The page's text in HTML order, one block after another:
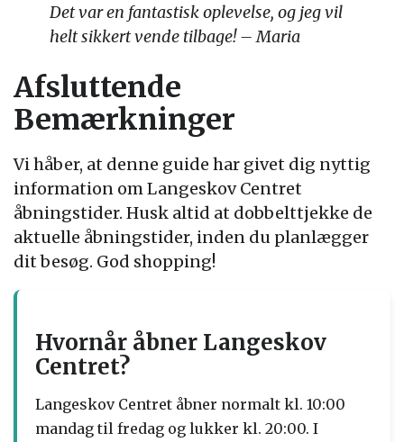
Det var en fantastisk oplevelse, og jeg vil
helt sikkert vende tilbage! – Maria
Afsluttende
Bemærkninger
Vi håber, at denne guide har givet dig nyttig
information om Langeskov Centret
åbningstider. Husk altid at dobbelttjekke de
aktuelle åbningstider, inden du planlægger
dit besøg. God shopping!
Hvornår åbner Langeskov
Centret?
Langeskov Centret åbner normalt kl. 10:00
mandag til fredag og lukker kl. 20:00. I